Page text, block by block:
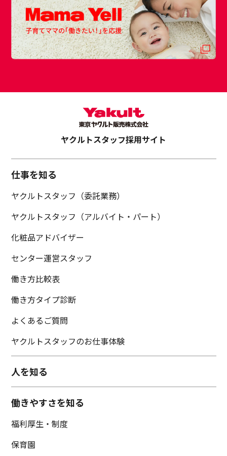
ヤクルトスタッフ採用サイト
仕事を知る
ヤクルトスタッフ（委託業務）
ヤクルトスタッフ（アルバイト・パート）
化粧品アドバイザー
センター運営スタッフ
働き方比較表
働き方タイプ診断
よくあるご質問
ヤクルトスタッフのお仕事体験
人を知る
働きやすさを知る
福利厚生・制度
保育園